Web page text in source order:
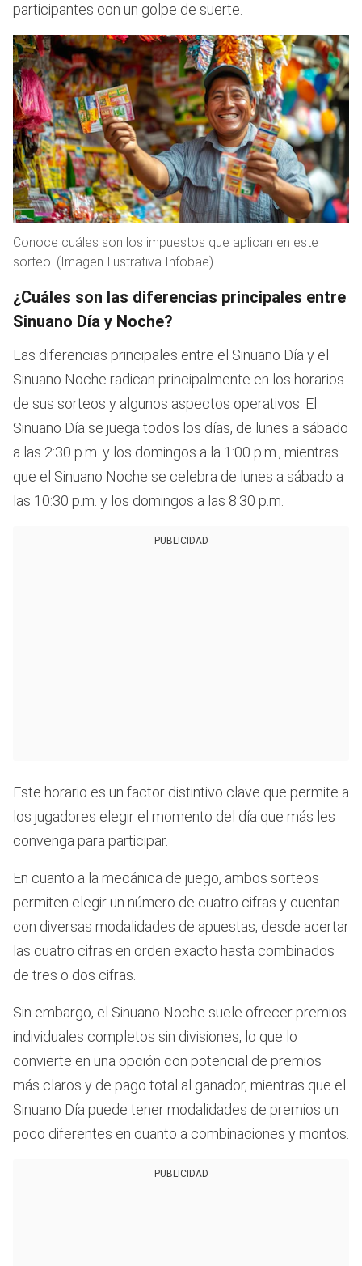
participantes con un golpe de suerte.
Conoce cuáles son los impuestos que aplican en este
sorteo. (Imagen Ilustrativa Infobae)
¿Cuáles son las diferencias principales entre
Sinuano Día y Noche?
Las diferencias principales entre el Sinuano Día y el
Sinuano Noche radican principalmente en los horarios
de sus sorteos y algunos aspectos operativos. El
Sinuano Día se juega todos los días, de lunes a sábado
a las 2:30 p.m. y los domingos a la 1:00 p.m., mientras
que el Sinuano Noche se celebra de lunes a sábado a
las 10:30 p.m. y los domingos a las 8:30 p.m.
PUBLICIDAD
Este horario es un factor distintivo clave que permite a
los jugadores elegir el momento del día que más les
convenga para participar.
En cuanto a la mecánica de juego, ambos sorteos
permiten elegir un número de cuatro cifras y cuentan
con diversas modalidades de apuestas, desde acertar
las cuatro cifras en orden exacto hasta combinados
de tres o dos cifras.
Sin embargo, el Sinuano Noche suele ofrecer premios
individuales completos sin divisiones, lo que lo
convierte en una opción con potencial de premios
más claros y de pago total al ganador, mientras que el
Sinuano Día puede tener modalidades de premios un
poco diferentes en cuanto a combinaciones y montos.
PUBLICIDAD